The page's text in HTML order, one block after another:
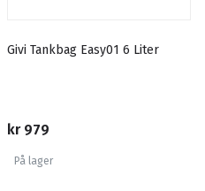
Givi Tankbag Easy01 6 Liter
kr 979
På lager